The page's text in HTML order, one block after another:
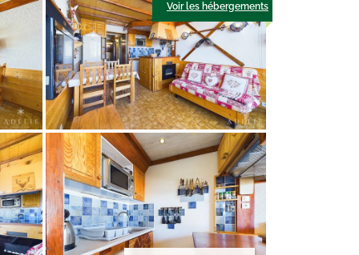
Voir les hébergements